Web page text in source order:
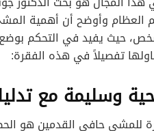
العظام وأوضح أن أهمية
حيث يفيد في التحكم بوضع
تفصيلاً في هذه الفقرة:
للمشي حافي القدمين هو